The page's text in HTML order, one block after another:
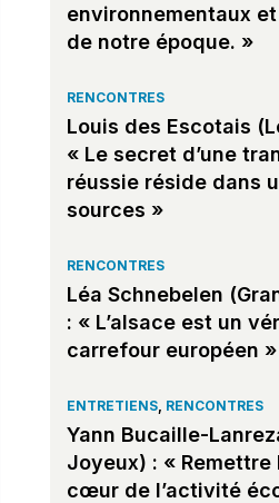
environnementaux
de notre époque. »
RENCONTRES
Louis des Escotais
« Le secret d’une
réussie réside dans
sources »
RENCONTRES
Léa Schnebelen
: « L’alsace est un
carrefour européen »
ENTRETIENS, RENCONTRES
Yann Bucaille-
Joyeux) : « Remettre
cœur de l’activité